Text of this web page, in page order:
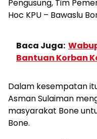
Pengusung, Tim
Hoc KPU – Bawaslu
Baca Juga:
Bantuan Korban
Dalam kesempatan
Asman Sulaiman
masyarakat Bone
Bone.